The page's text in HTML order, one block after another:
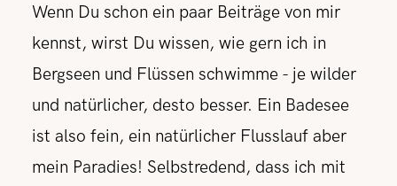
Wenn Du schon ein paar Beiträge von mir
kennst, wirst Du wissen, wie gern ich in
Bergseen und Flüssen schwimme - je wilder
und natürlicher, desto besser. Ein Badesee
ist also fein, ein natürlicher Flusslauf aber
mein Paradies! Selbstredend, dass ich mit
WILDLIFE
SHOP